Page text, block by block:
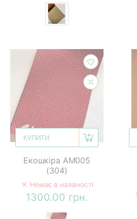
КУПИТИ
Екошкіра AM005
(304)
Немає в наявності
1300.00 грн.